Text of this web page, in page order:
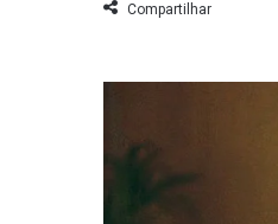
Compartilhar